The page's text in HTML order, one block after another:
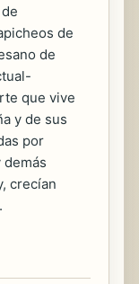
de
de
que vive
y de sus
por
crecían